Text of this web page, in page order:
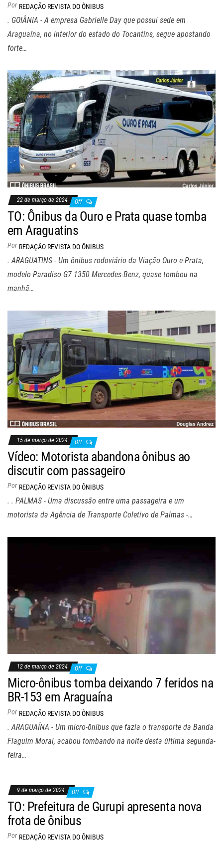
Por REDAÇÃO REVISTA DO ÔNIBUS
. GOIÂNIA - A empresa Gabrielle Day que possui sede em
Araguaína, no interior do estado do Tocantins, segue apostando
forte…
22 de março de 2024 Off
TO: Ônibus da Ouro e Prata quase tomba
em Araguatins
Por REDAÇÃO REVISTA DO ÔNIBUS
. ARAGUATINS - Um ônibus rodoviário da Viação Ouro e Prata,
modelo Paradiso G7 1350 Mercedes-Benz, quase tombou na
manhã…
15 de março de 2024 Off
Vídeo: Motorista abandona ônibus ao
discutir com passageiro
Por REDAÇÃO REVISTA DO ÔNIBUS
. . PALMAS - Uma discussão entre uma passageira e um
motorista da Agência de Transporte Coletivo de Palmas -…
12 de março de 2024 Off
Micro-ônibus tomba deixando 7 feridos na
BR-153 em Araguaína
Por REDAÇÃO REVISTA DO ÔNIBUS
. ARAGUAÍNA - Um micro-ônibus que fazia o transporte da Banda
Flaguim Moral, acabou tombando na noite desta última segunda-
feira…
9 de março de 2024 Off
TO: Prefeitura de Gurupi apresenta nova
frota de ônibus
Por REDAÇÃO REVISTA DO ÔNIBUS